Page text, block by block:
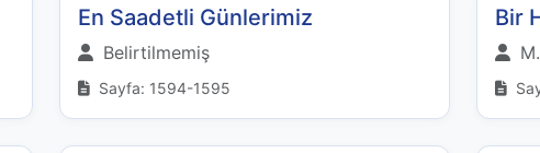
En Saadetli Günlerimiz
Belirtilmemiş
Sayfa: 1594-1595
Bir